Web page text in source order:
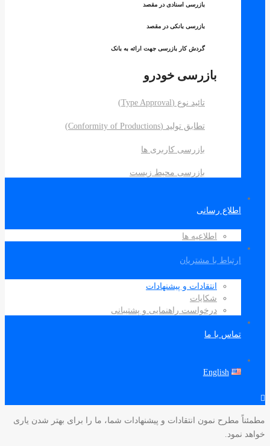
بازرسی اسنادی در مقصد
بازرسی بانکی در مقصد
گردش کار بازرسی جهت ارائه به بانک
بازرسی خودرو
تائید نوع (Type Approval)
تطابق تولید (Conformity of Productions)
بازرسی کاربری ها
بازرسی محیط زیست
اطلاع رسانی
اطلاعیه ها
ارتباط با مشتریان
انتقادات و پیشنهادات
شکایات
درخواست راهنمایی و پشتیبانی
تماس با ما
English
مطمئناً مطرح نمون انتقادات و پیشنهادات شما، ما را برای بهتر شدن یاری
خواهد نمود.